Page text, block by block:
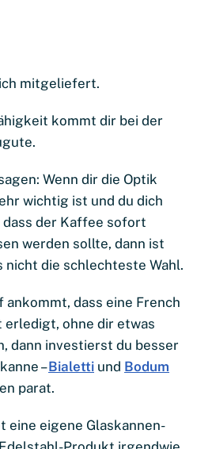
mitgeliefert.
kommt dir bei der
Wenn dir die Optik
wichtig ist und du dich
dass der Kaffee sofort
werden sollte, dann ist
nicht die schlechteste Wahl.
ankommt, dass eine French
erledigt, ohne dir etwas
dann investierst du besser
–Bialetti und Bodum
parat.
eine eigene Glaskannen-